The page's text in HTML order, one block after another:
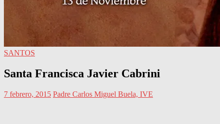
SANTOS
Santa Francisca Javier Cabrini
7 febrero, 2015 Padre Carlos Miguel Buela, IVE